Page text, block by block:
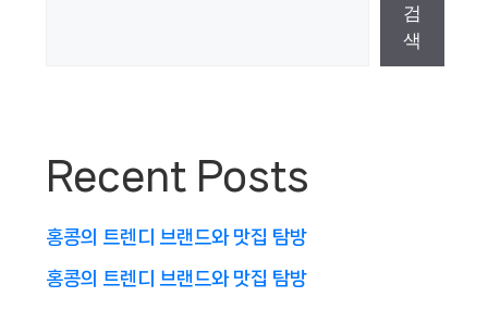
검
색
Recent Posts
홍콩의 트렌디 브랜드와 맛집 탐방
홍콩의 트렌디 브랜드와 맛집 탐방